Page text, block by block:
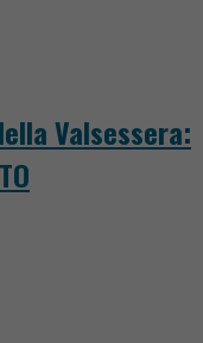
Valsessera: